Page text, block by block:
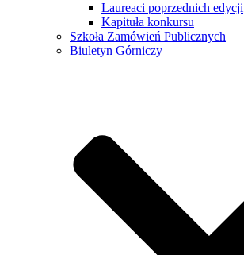
Laureaci poprzednich edycji
Kapituła konkursu
Szkoła Zamówień Publicznych
Biuletyn Górniczy